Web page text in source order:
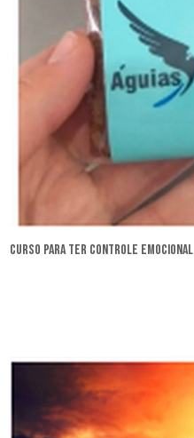
curso para ter controle emocional